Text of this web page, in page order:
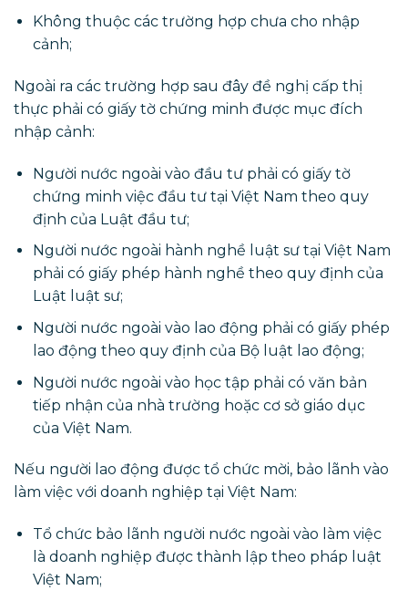
Không thuộc các trường hợp chưa cho nhập
cảnh;
Ngoài ra các trường hợp sau đây đề nghị cấp thị
thực phải có giấy tờ chứng minh được mục đích
nhập cảnh:
Người nước ngoài vào đầu tư phải có giấy tờ
chứng minh việc đầu tư tại Việt Nam theo quy
định của Luật đầu tư;
Người nước ngoài hành nghề luật sư tại Việt Nam
phải có giấy phép hành nghề theo quy định của
Luật luật sư;
Người nước ngoài vào lao động phải có giấy phép
lao động theo quy định của Bộ luật lao động;
Người nước ngoài vào học tập phải có văn bản
tiếp nhận của nhà trường hoặc cơ sở giáo dục
của Việt Nam.
Nếu người lao động được tổ chức mời, bảo lãnh vào
làm việc với doanh nghiệp tại Việt Nam:
Tổ chức bảo lãnh người nước ngoài vào làm việc
là doanh nghiệp được thành lập theo pháp luật
Việt Nam;